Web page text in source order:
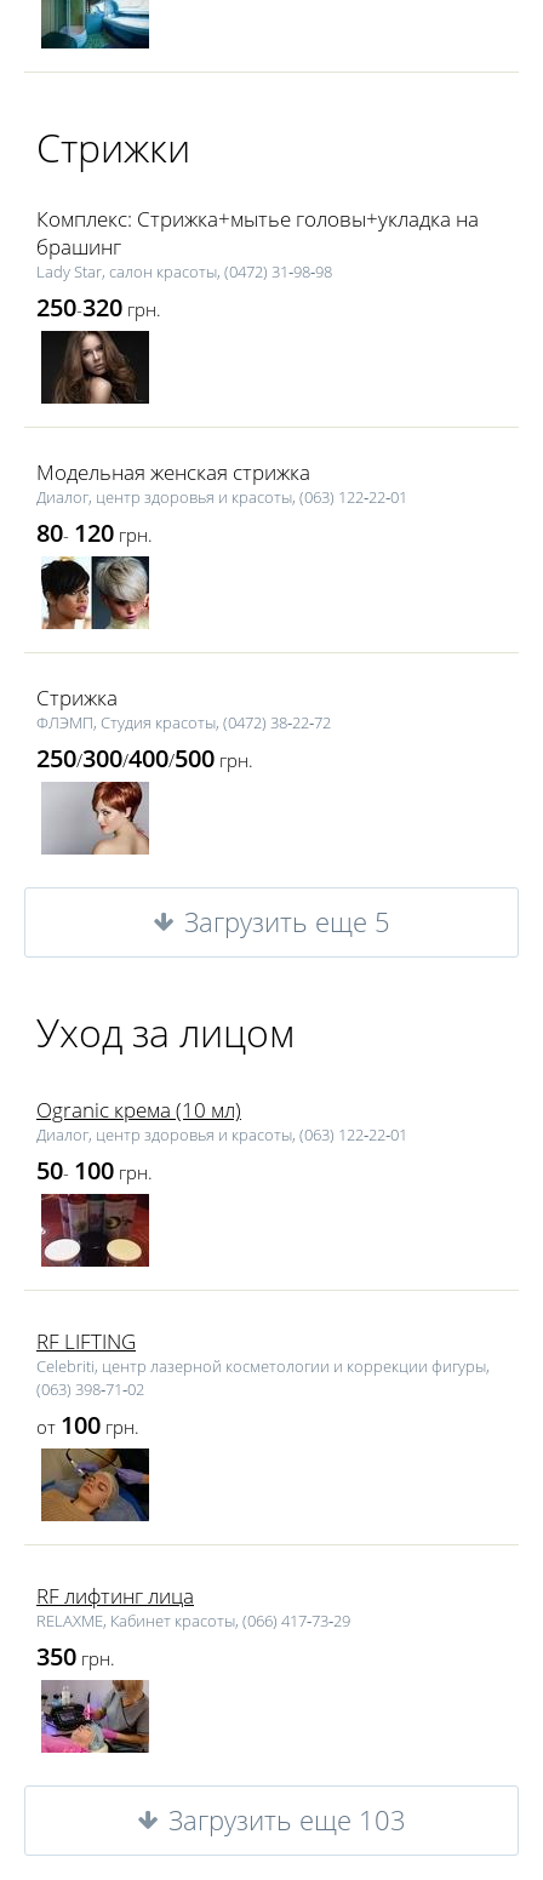
Стрижки
Комплекс: Стрижка+мытье головы+укладка на
брашинг
Lаdy Star, салон красоты, (0472) 31‑98‑98
250-320 грн.
Модельная женская стрижка
Диалог, центр здоровья и красоты, (063) 122‑22‑01
80- 120 грн.
Стрижка
ФЛЭМП, Студия красоты, (0472) 38‑22‑72
250/300/400/500 грн.
Загрузить еще 5
Уход за лицом
Ogranic крема (10 мл)
Диалог, центр здоровья и красоты, (063) 122‑22‑01
50- 100 грн.
RF LIFTING
Celebriti, центр лазерной косметологии и коррекции фигуры,
(063) 398‑71‑02
от 100 грн.
RF лифтинг лица
RELAXME, Кабинет красоты, (066) 417‑73‑29
350 грн.
Загрузить еще 103